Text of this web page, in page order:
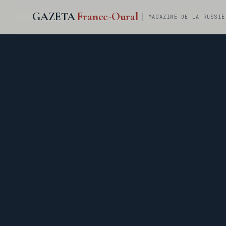
GAZETAFrance-Oural MAGAZINE DE LA